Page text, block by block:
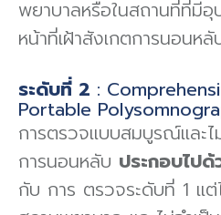
พยาบาลหรือในสถานที่ที่มีอุ
หน้าที่เฝ้าสังเกตการนอนห
ระดับที่ 2 :
Portable
การตรวจแบบสมบูรณ์และไ
การนอนหลับ ประกอบไปด้
กับ การ ตรวจระดับที่ 1 แต่